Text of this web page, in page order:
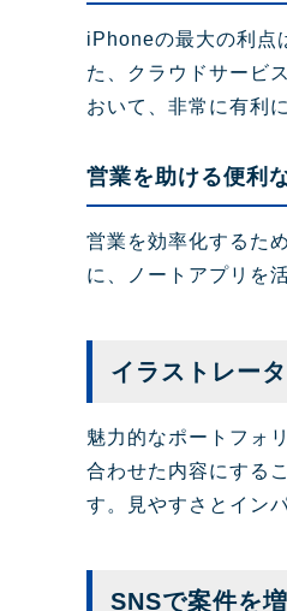
iPhoneの最大の利点
た、クラウドサービ
おいて、非常に有利
営業を助ける便利
営業を効率化するた
に、ノートアプリを
イラストレー
魅力的なポートフォ
合わせた内容にする
す。見やすさとイン
SNSで案件を